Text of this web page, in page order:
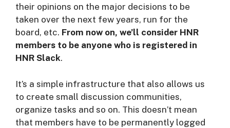
their opinions on the major decisions to be
taken over the next few years, run for the
board, etc. From now on, we’ll consider HNR
members to be anyone who is registered in
HNR Slack.
It’s a simple infrastructure that also allows us
to create small discussion communities,
organize tasks and so on. This doesn’t mean
that members have to be permanently logged